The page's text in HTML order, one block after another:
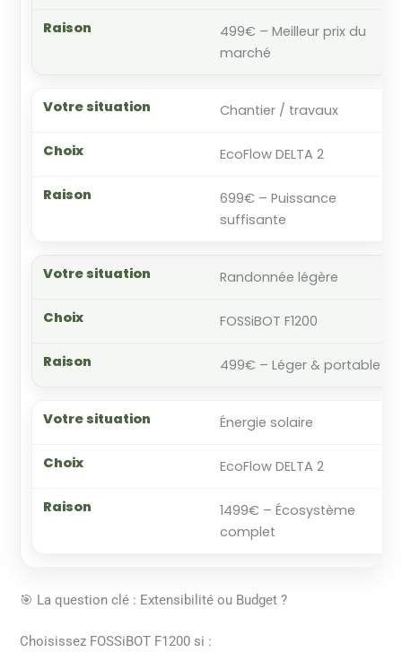
499€ – Meilleur prix du
marché
Chantier / travaux
EcoFlow DELTA 2
699€ – Puissance
suffisante
Randonnée légère
FOSSiBOT F1200
499€ – Léger & portable
Énergie solaire
EcoFlow DELTA 2
1499€ – Écosystème
complet
🎯 La question clé : Extensibilité ou Budget ?
Choisissez FOSSiBOT F1200 si :